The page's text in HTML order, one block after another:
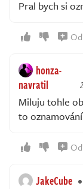
Pral bych si
honza-
navratil
Miluju tohle
to
JakeCube